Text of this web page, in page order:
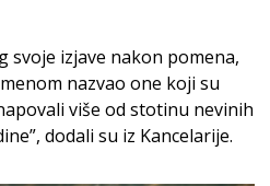
svoje izjave nakon pomena,
nazvao one koji su
više od stotinu nevinih
dodali su iz Kancelarije.